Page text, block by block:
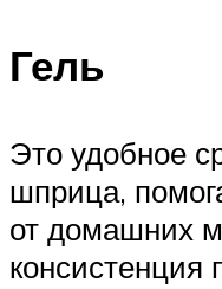
Гель
Это удобное
шприца,
от домашних
консистенция